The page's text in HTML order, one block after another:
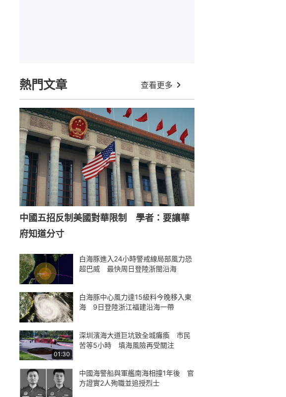
熱門文章 查看更多
中國五招反制美國對華限制 學者：要讓華
府知道分寸
白海豚進入24小時警戒線局部風力恐
超巴威 最快周日登陸浙閩沿海
白海豚中心風力達15級料今晚移入東
海 9日登陸浙江福建沿海一帶
01:30
深圳濱海大道巨坑致全城癱瘓 市民
苦等5小時 填海風險再受關注
中國海警船與軍艦南海相撞1年後 官
方證實2人殉職並追授烈士